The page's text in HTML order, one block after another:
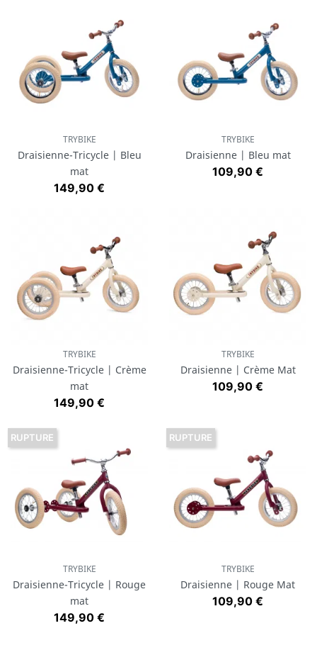
TRYBIKE
Draisienne-Tricycle | Bleu
mat
Prix
149,90 €
TRYBIKE
Draisienne | Bleu mat
Prix
109,90 €
TRYBIKE
Draisienne-Tricycle | Crème
mat
Prix
149,90 €
TRYBIKE
Draisienne | Crème Mat
Prix
109,90 €
TRYBIKE
Draisienne-Tricycle | Rouge
mat
Prix
149,90 €
RUPTURE
TRYBIKE
Draisienne | Rouge Mat
Prix
109,90 €
RUPTURE